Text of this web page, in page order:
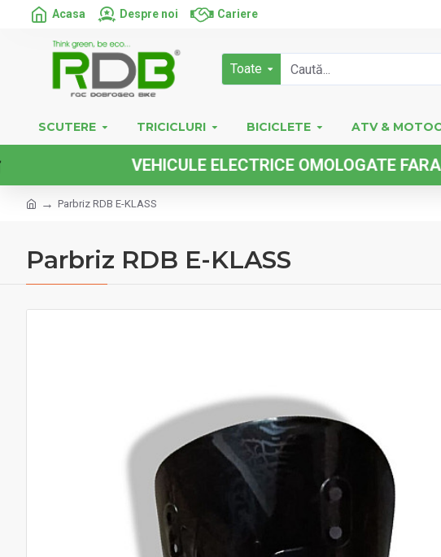
Acasa Despre noi Cariere
Toate
SCUTERE TRICICLURI BICICLETE ATV &
VEHICULE ELECTRICE OMOLOGATE FARA
Parbriz RDB E-KLASS
Parbriz RDB E-KLASS